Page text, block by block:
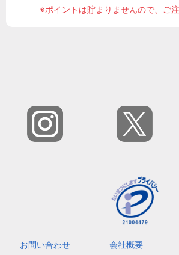
※ポイントは貯まりませんので、ご注
お問い合わせ 会社概要